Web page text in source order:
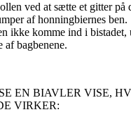
ved at sætte et gitter på
af honningbiernes ben.
ikke komme ind i bistadet,
af bagbenene.
EN BIAVLER VISE,
VIRKER: